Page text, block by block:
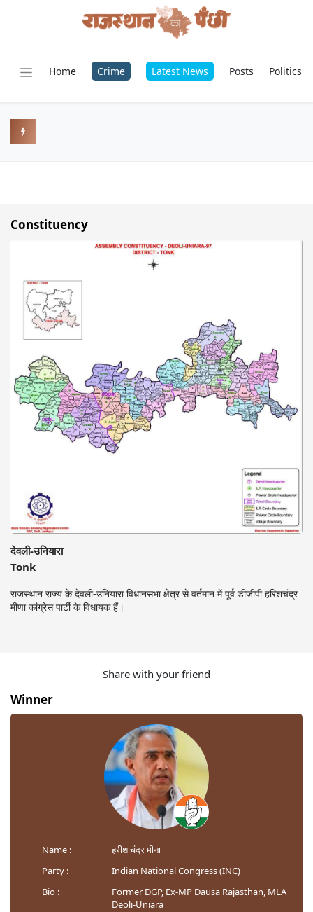
Home Crime Latest News Posts Politics
Constituency
देवली-उनियारा
Tonk
राजस्थान राज्य के देवली-उनियारा विधानसभा क्षेत्र से वर्तमान में पूर्व डीजीपी हरिशचंद्र
मीणा कांग्रेस पार्टी के विधायक हैं।
Share with your friend
Winner
Name :
हरीश चंद्र मीना
Party :
Indian National Congress (INC)
Bio :
Former DGP, Ex-MP Dausa Rajasthan, MLA
Deoli-Uniara